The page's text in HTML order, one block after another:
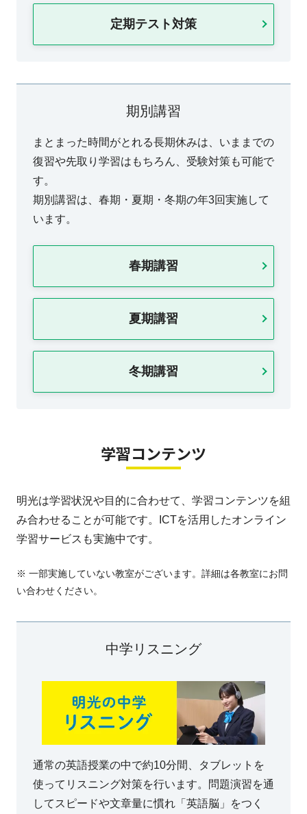
定期テスト対策
期別講習
まとまった時間がとれる長期休みは、いままでの
復習や先取り学習はもちろん、受験対策も可能で
す。
期別講習は、春期・夏期・冬期の年3回実施して
います。
春期講習
夏期講習
冬期講習
学習コンテンツ
明光は学習状況や目的に合わせて、学習コンテンツを組
み合わせることが可能です。ICTを活用したオンライン
学習サービスも実施中です。
※ 一部実施していない教室がございます。詳細は各教室にお問
い合わせください。
中学リスニング
通常の英語授業の中で約10分間、タブレットを
使ってリスニング対策を行います。問題演習を通
してスピードや文章量に慣れ「英語脳」をつく